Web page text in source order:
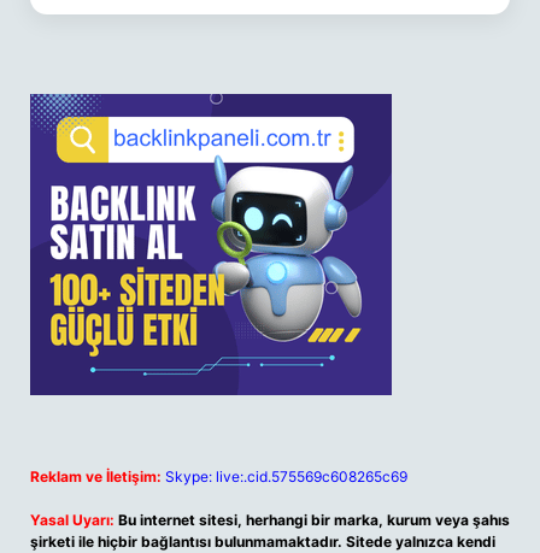
Reklam ve İletişim: Skype: live:.cid.575569c608265c69
Yasal Uyarı: Bu internet sitesi, herhangi bir marka, kurum veya şahıs
şirketi ile hiçbir bağlantısı bulunmamaktadır. Sitede yalnızca kendi